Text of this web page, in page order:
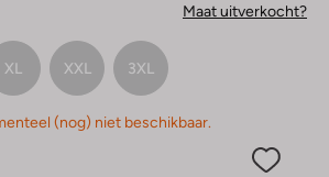
Maat uitverkocht?
XL XXL 3XL
(nog) niet beschikbaar.